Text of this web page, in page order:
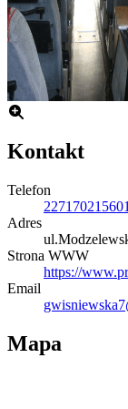
Kontakt
Telefon
227170215
Adres
Strona WWW
https://
Email
Mapa